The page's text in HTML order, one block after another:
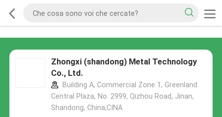
Zhongxi (shandong) Metal Technology
Co., Ltd.
Building A, Commercial Zone 1, Greenland
Central Plaza, No. 2999, Qizhou Road, Jinan,
Shandong, China,CINA